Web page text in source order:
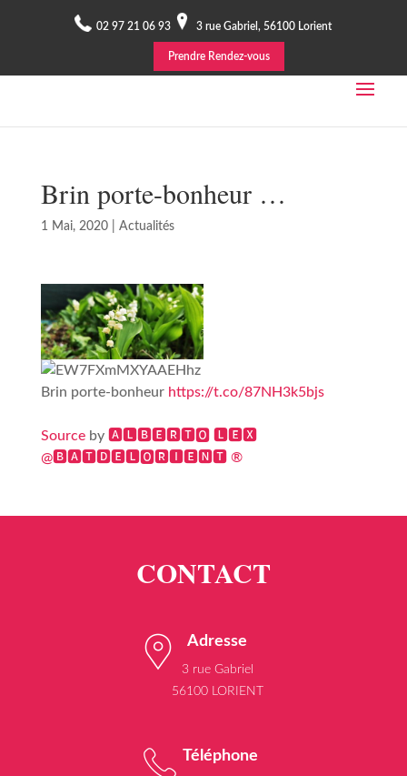
02 97 21 06 93 3 rue Gabriel, 56100 Lorient
Prendre Rendez-vous
Brin porte-bonheur …
1 Mai, 2020| Actualités
Brin porte-bonheur https://t.co/87NH3k5bjs
Sourceby 🅰🅻🅱🅴🆁🆃🅾 🅻🅴🆇
@🅱🅰🆃🅳🅴🅻🅾🆁🅸🅴🅽🆃 ®
Adresse
3 rue Gabriel
56100 LORIENT
Téléphone